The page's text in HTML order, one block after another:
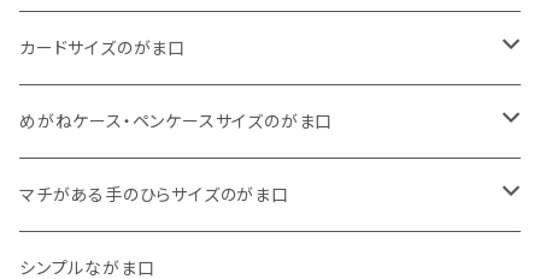
11号帆布
くったりコットンキャンバス
11号帆布
・ 四角いマチのスリムコンパクトタイプ
くったりコットンキャンバス
11号帆布
・ マチなしスリムタイプ
くったりコットンキャンバス
リネン
・ リネン
・ 柄いろいろ
・ がま口
・ 巾着ポーチ
カードサイズのがま口
・ くったりコットンキャンバス
・ 11号帆布
・ リネン
めがねケース・ペンケースサイズのがま口
・ くったりコットンキャンバス
・ 11号帆布
マチがある手のひらサイズのがま口
・ 小さいサイズ
シンプルながま口